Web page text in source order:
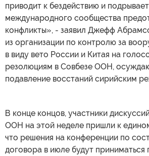
приводит к бездействию и
международного сообщества
конфликты», - заявил Джефф
из организации по контролю за
в виду вето России и Китая на
резолюциям в Совбезе ООН,
подавление восстаний сирийским
В конце концов, участники
ООН на этой неделе пришли к
что решения на конференции по
договора в июле будут приниматься